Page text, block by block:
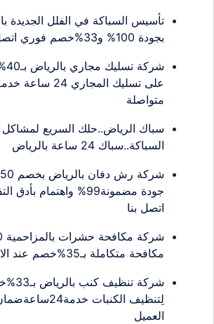
تأسيس السباكة في الفلل الجديدة
بجودة 100% و33%خصم فوري اتصل الـأن
على تسليك المجاري 24 ساعة
متواصلة
سباك الرياض..حلك السريع لمشاكل
السباكة..سباك 24 ساعة بالرياض
جودة مضمونة99% واهتمام
اتصل بنا
مكافحة متكاملة بـ35%خصم عند الاتصال
شركة تنظيف
لِتنظيف الكنبات
العميل